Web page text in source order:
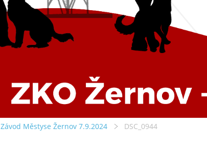
Závod Městyse Žernov 7.9.2024 DSC_0944